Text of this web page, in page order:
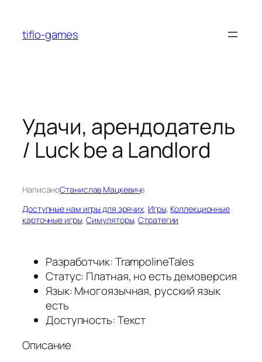
содержимому
tiflo-games
Удачи, арендодатель
/ Luck be a Landlord
НаписаноСтанислав Мацкевичв
Доступные нам игры для зрячих, Игры, Коллекционные
карточные игры, Симуляторы, Стратегии
Разработчик: TrampolineTales
Статус: Платная, но есть демоверсия
Язык: Многоязычная, русский язык
есть
Доступность: Текст
Описание